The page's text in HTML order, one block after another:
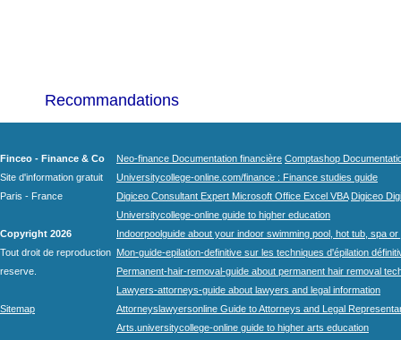
Recommandations
Finceo - Finance & Co
Site d'information gratuit
Paris - France
Copyright 2026
Tout droit de reproduction
reserve.
Sitemap
Neo-finance Documentation financière Comptashop
Universitycollege-online.com/finance : Finance studies guide
Digiceo Consultant Expert Microsoft Office Excel VBA Digiceo
Universitycollege-online guide to higher education
Indoorpoolguide about your indoor swimming pool, hot tub, spa
Mon-guide-epilation-definitive sur les techniques d'épilation
Permanent-hair-removal-guide about permanent hair removal
Lawyers-attorneys-guide about lawyers and legal information
Attorneyslawyersonline Guide to Attorneys and Legal
Arts.universitycollege-online guide to higher arts education